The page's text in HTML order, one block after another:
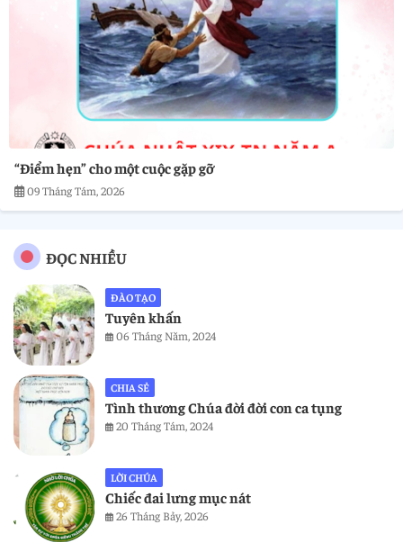
“Điểm hẹn” cho một cuộc gặp gỡ
09 Tháng Tám, 2026
ĐỌC NHIỀU
ĐÀO TẠO
Tuyên khấn
06 Tháng Năm, 2024
CHIA SẺ
Tình thương Chúa đời đời con ca tụng
20 Tháng Tám, 2024
LỜI CHÚA
Chiếc đai lưng mục nát
26 Tháng Bảy, 2026